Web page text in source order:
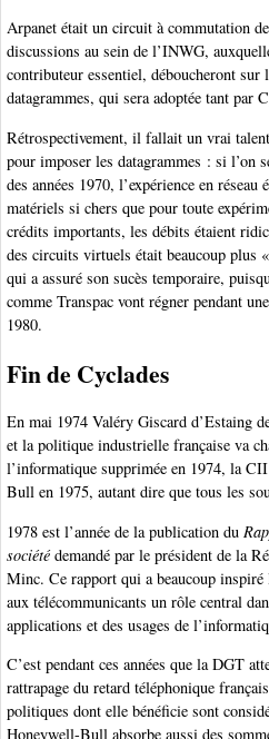
Arpanet était un circuit à commutation
discussions au sein de l’INWG,
contributeur essentiel, déboucheront sur
datagrammes, qui sera adoptée tant par
Rétrospectivement, il fallait un vrai
pour imposer les datagrammes : si l’on
des années 1970, l’expérience en
matériels si chers que pour toute
crédits importants, les débits étaient
des circuits virtuels était beaucoup plus
qui a assuré son sucès temporaire,
comme Transpac vont régner pendant
1980.
Fin de Cyclades
En mai 1974 Valéry Giscard d’Estaing
et la politique industrielle française va
l’informatique supprimée en 1974, la
Bull en 1975, autant dire que tous les
1978 est l’année de la publication du
sociétédemandé par le président de la
Minc. Ce rapport qui a beaucoup
aux télécommunicants un rôle central
applications et des usages de
C’est pendant ces années que la DGT
rattrapage du retard téléphonique
politiques dont elle bénéficie sont
Honeywell-Bull absorbe aussi des